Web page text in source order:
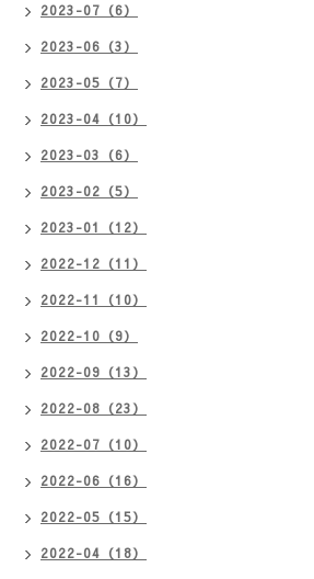
2023-07（6）
2023-06（3）
2023-05（7）
2023-04（10）
2023-03（6）
2023-02（5）
2023-01（12）
2022-12（11）
2022-11（10）
2022-10（9）
2022-09（13）
2022-08（23）
2022-07（10）
2022-06（16）
2022-05（15）
2022-04（18）